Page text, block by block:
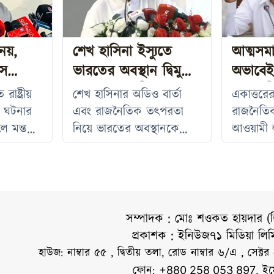
ঘটনার
মন্তব্য
শেখ হাসিনা ইস্যুতে
ভারতের অবস্থান দ্বিমুখী
বললেন রিজভী
শেখ হাসিনার অডিও বার্তা
এবং রাজনৈতিক তৎপরতা
নিয়ে ভারতের অবস্থানকে
‘দ্বিমুখী আচরণ’ বলে মন্তব্য
তিনি বলেন, সাম্প্রতিক সময়ে
ভারত থেকে শেখ হাসিনার
বিভিন্ন অডিও বার্তা প্রচার এবং
দেশটির বিভিন্ন অনুষ্ঠানে তার
আসিফ
আওয়ামী
বুধবার
সম্পাদক : মোঃ শওকত হায়দার
প্রকাশক : ইনিউজ৭১ মিডিয়া
হাউজ: নাম্বার ৫৫ , দ্বিতীয় তলা, রোড নাম্বার ৬/এ ,
+880 258 053 897